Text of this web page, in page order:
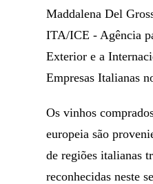
Maddalena Del
ITA/ICE - Agência
Exterior e a
Empresas Italianas
Os vinhos
europeia são
de regiões italianas
reconhecidas neste